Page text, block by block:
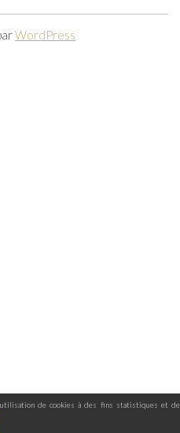
de cookies à des fins statistiques et de
WordPress